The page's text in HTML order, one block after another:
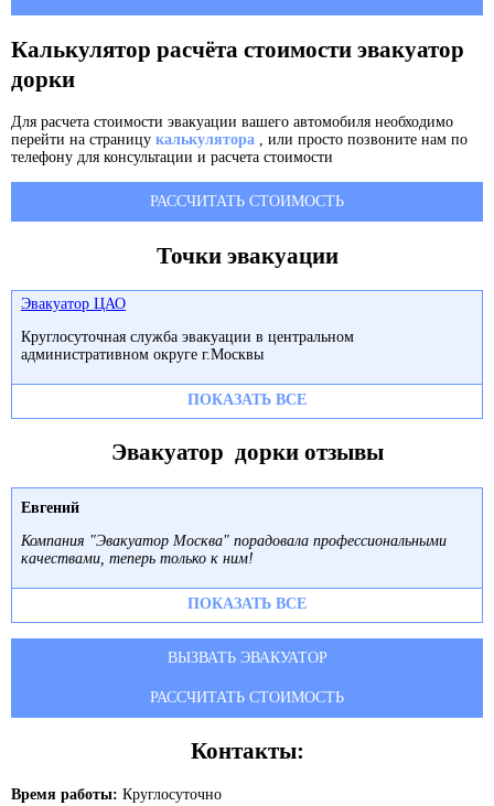
Калькулятор расчёта стоимости эвакуатор
дорки
Для расчета стоимости эвакуации вашего автомобиля необходимо
перейти на страницу калькулятора , или просто позвоните нам по
телефону для консультации и расчета стоимости
РАССЧИТАТЬ СТОИМОСТЬ
Точки эвакуации
Эвакуатор ЦАО
Круглосуточная служба эвакуации в центральном
административном округе г.Москвы
ПОКАЗАТЬ ВСЕ
Эвакуатор дорки отзывы
Евгений
Компания "Эвакуатор Москва" порадовала профессиональными
качествами, теперь только к ним!
ПОКАЗАТЬ ВСЕ
ВЫЗВАТЬ ЭВАКУАТОР
РАССЧИТАТЬ СТОИМОСТЬ
Контакты:
Время работы: Круглосуточно